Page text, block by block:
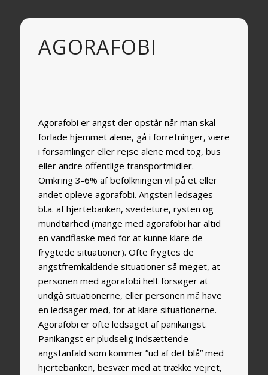
AGORAFOBI
Agorafobi er angst der opstår når man skal
forlade hjemmet alene, gå i forretninger, være
i forsamlinger eller rejse alene med tog, bus
eller andre offentlige transportmidler.
Omkring 3-6% af befolkningen vil på et eller
andet opleve agorafobi. Angsten ledsages
bl.a. af hjertebanken, svedeture, rysten og
mundtørhed (mange med agorafobi har altid
en vandflaske med for at kunne klare de
frygtede situationer). Ofte frygtes de
angstfremkaldende situationer så meget, at
personen med agorafobi helt forsøger at
undgå situationerne, eller personen må have
en ledsager med, for at klare situationerne.
Agorafobi er ofte ledsaget af panikangst.
Panikangst er pludselig indsættende
angstanfald som kommer ”ud af det blå” med
hjertebanken, besvær med at trække vejret,